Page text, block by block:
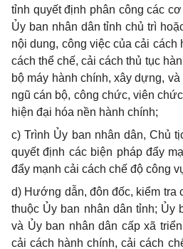
tỉnh quyết định phân công các
Ủy ban nhân dân tỉnh chủ trì
nội dung, công việc của cải cách
cách thể chế, cải cách thủ tục
bộ máy hành chính, xây dựng,
ngũ cán bộ, công chức, viên
hiện đại hóa nền hành chính;
c)Trình Ủy ban nhân dân, Chủ
quyết định các biện pháp đẩy
đẩy mạnh cải cách chế độ công
d) Hướng dẫn, đôn đốc, kiểm tra
thuộc Ủy ban nhân dân tỉnh; Ủy
và Ủy ban nhân dân cấp xã
cải cách hành chính, cải cách